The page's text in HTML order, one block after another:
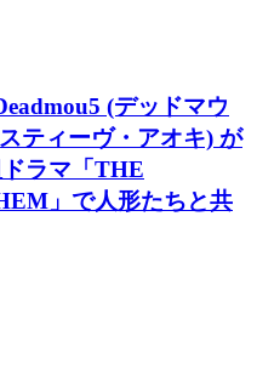
(デッドマウ
ティーヴ・アオキ) が
ラマ「THE
」で人形たちと共